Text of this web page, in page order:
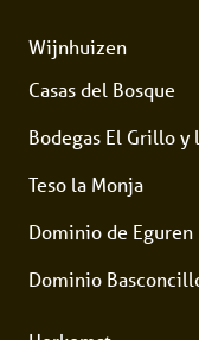
Wijnhuizen
Casas del Bosque
Bodegas El Grillo y
Teso la Monja
Dominio de Eguren
Dominio